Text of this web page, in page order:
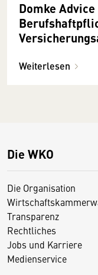
Domke
Weiterlesen
Die WKO
Die Organisation
Transparenz
Rechtliches
Jobs und Karriere
Medienservice